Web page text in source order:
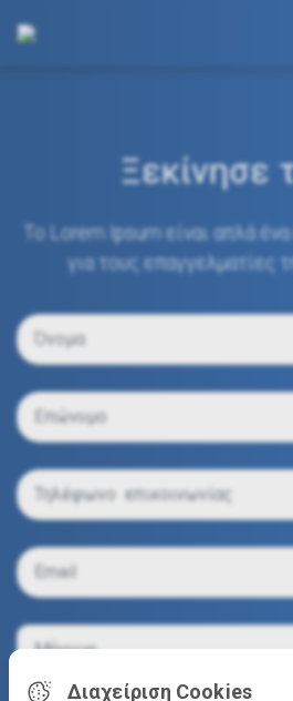
Ξεκίνησε
Το Lorem Ipsum είναι απλά
για τους επαγγελματίες
Διαχείριση Cookies